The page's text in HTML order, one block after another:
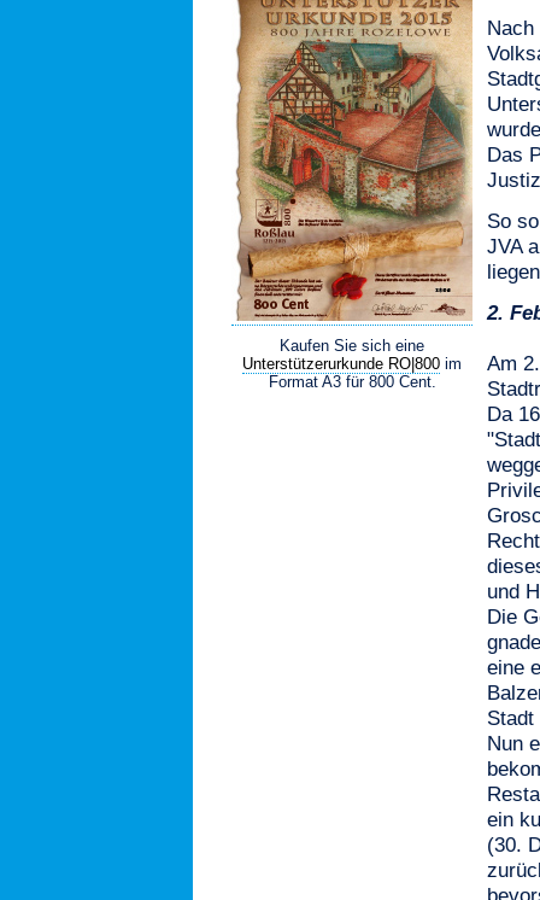
Kaufen Sie sich eine
Unterstützerurkunde RO|800 im
Format A3 für 800 Cent.
Nach
Das
So
JVA
2.
Am
Da
und
Die
eine
Stadt
Nun
ein
(30.